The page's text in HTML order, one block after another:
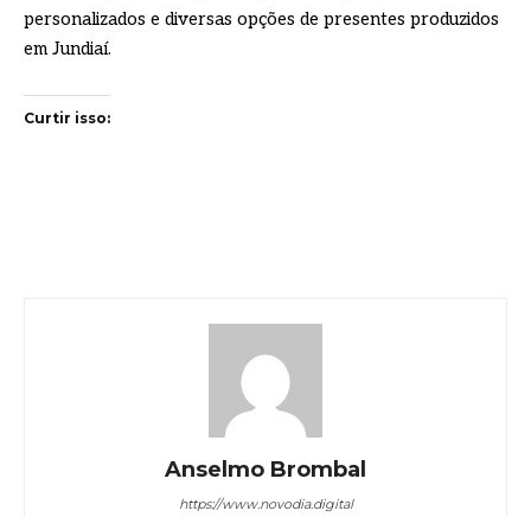
personalizados e diversas opções de presentes produzidos
em Jundiaí.
Curtir isso:
Anselmo Brombal
https://www.novodia.digital